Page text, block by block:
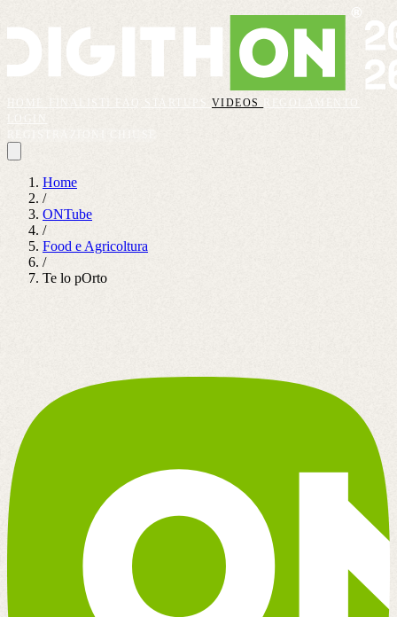
VIDEOS
REGOLAMENTO
Home
/
ONTube
/
Food e Agricoltura
/
Te lo pOrto